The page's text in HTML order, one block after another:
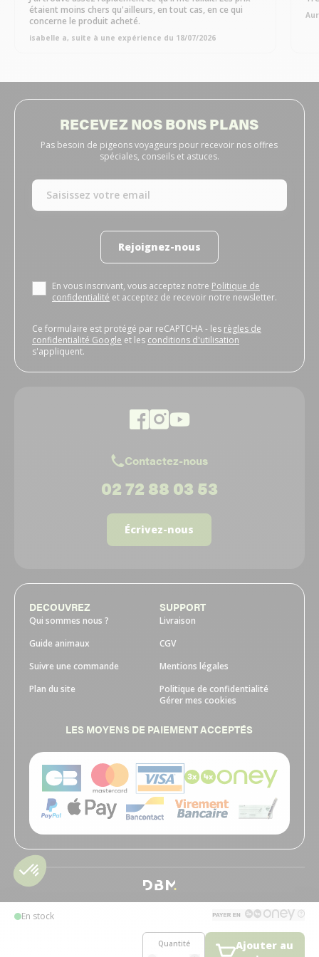
En stock
Quantité
Ajouter au
étaient moins chers qu'ailleurs, en tout cas, en ce qui
concerne le produit acheté.
isabelle a, suite à une expérience du 18/07/2026
RECEVEZ NOS BONS PLANS
Pas besoin de pigeons voyageurs pour recevoir nos offres
spéciales, conseils et astuces.
Rejoignez-nous
En vous inscrivant, vous acceptez notre Politique de
confidentialité et acceptez de recevoir notre newsletter.
Ce formulaire est protégé par reCAPTCHA - les règles de
confidentialité Google et les conditions d'utilisation
s'appliquent.
Contactez-nous
02 72 88 03 53
Écrivez-nous
DECOUVREZ
Qui sommes nous ?
Guide animaux
Suivre une commande
Plan du site
SUPPORT
Livraison
CGV
Mentions légales
Politique de confidentialité
Gérer mes cookies
LES MOYENS DE PAIEMENT ACCEPTÉS